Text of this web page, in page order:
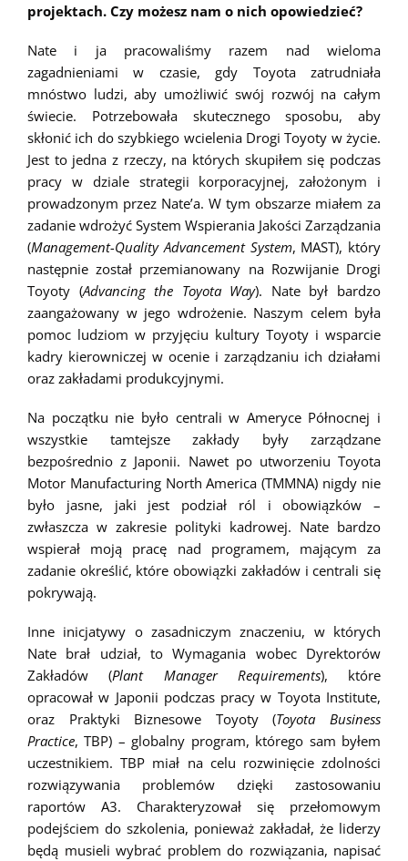
projektach. Czy możesz nam o nich opowiedzieć?
Nate i ja pracowaliśmy razem nad wieloma
zagadnieniami w czasie, gdy Toyota zatrudniała
mnóstwo ludzi, aby umożliwić swój rozwój na całym
świecie. Potrzebowała skutecznego sposobu, aby
skłonić ich do szybkiego wcielenia Drogi Toyoty w życie.
Jest to jedna z rzeczy, na których skupiłem się podczas
pracy w dziale strategii korporacyjnej, założonym i
prowadzonym przez Nate’a. W tym obszarze miałem za
zadanie wdrożyć System Wspierania Jakości Zarządzania
(Management-Quality Advancement System, MAST), który
następnie został przemianowany na Rozwijanie Drogi
Toyoty (Advancing the Toyota Way). Nate był bardzo
zaangażowany w jego wdrożenie. Naszym celem była
pomoc ludziom w przyjęciu kultury Toyoty i wsparcie
kadry kierowniczej w ocenie i zarządzaniu ich działami
oraz zakładami produkcyjnymi.
Na początku nie było centrali w Ameryce Północnej i
wszystkie tamtejsze zakłady były zarządzane
bezpośrednio z Japonii. Nawet po utworzeniu Toyota
Motor Manufacturing North America (TMMNA) nigdy nie
było jasne, jaki jest podział ról i obowiązków –
zwłaszcza w zakresie polityki kadrowej. Nate bardzo
wspierał moją pracę nad programem, mającym za
zadanie określić, które obowiązki zakładów i centrali się
pokrywają.
Inne inicjatywy o zasadniczym znaczeniu, w których
Nate brał udział, to Wymagania wobec Dyrektorów
Zakładów (Plant Manager Requirements), które
opracował w Japonii podczas pracy w Toyota Institute,
oraz Praktyki Biznesowe Toyoty (Toyota Business
Practice, TBP) – globalny program, którego sam byłem
uczestnikiem. TBP miał na celu rozwinięcie zdolności
rozwiązywania problemów dzięki zastosowaniu
raportów A3. Charakteryzował się przełomowym
podejściem do szkolenia, ponieważ zakładał, że liderzy
będą musieli wybrać problem do rozwiązania, napisać